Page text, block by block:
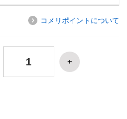
コメリポイントについて